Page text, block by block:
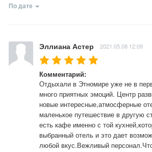
По дате
Эллиана Астер 2021.05.08 12:09
Комментарий:
Отдыхали в Этномире уже не в
много приятных эмоций. Центр
новые интересные,атмосферные
маленькое путешествие в другую
есть кафе именно с той
выбранный отель и это дает
любой вкус.Вежливый